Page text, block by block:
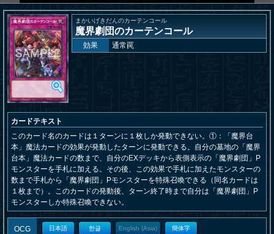
まかいげきだんのカーテンコール
魔界劇団のカーテンコール
効果 通常罠
カードテキスト
このカード名のカードは１ターンに１枚しか発動できない。①：「魔界台
本」魔法カードの効果が発動したターンに発動できる。自分の墓地の「魔界
台本」魔法カードの数まで、自分のEXデッキから表側表示の「魔界劇団」P
モンスターを手札に加える。その後、この効果で手札に加えたモンスターの
数まで手札から「魔界劇団」Pモンスターを特殊召喚できる（同名カードは
１枚まで）。このカードの発動後、ターン終了時まで自分は「魔界劇団」P
モンスターしか特殊召喚できない。
OCG 日本語 한글 English (Asia) 簡体字